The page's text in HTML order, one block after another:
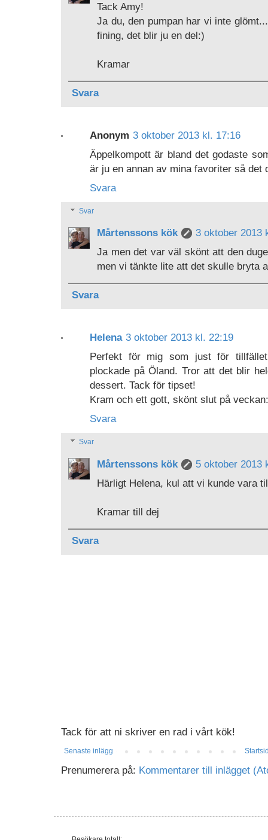
Tack Amy!
Ja du, den pumpan har vi inte
fining, det blir ju en del:)
Kramar
Svara
Anonym 3 oktober 2013 kl. 17:16
Äppelkompott är bland det godaste
är ju en annan av mina favoriter så det
Svara
Svar
Mårtenssons kök
3 oktober 2013
Ja men det var väl skönt att den
men vi tänkte lite att det skulle bryta
Svara
Helena 3 oktober 2013 kl. 22:19
Perfekt för mig som just för
plockade på Öland. Tror att det blir
dessert. Tack för tipset!
Kram och ett gott, skönt slut på
Svara
Svar
Mårtenssons kök
5 oktober 2013
Härligt Helena, kul att vi kunde vara
Kramar till dej
Svara
Tack för att ni skriver en rad i vårt kök!
Senaste inlägg
Prenumerera på: Kommentarer till inlägget